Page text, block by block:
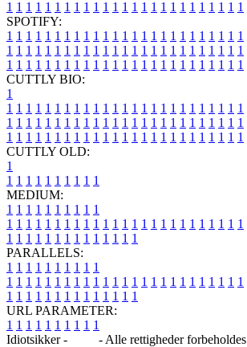
1 1 1 1 1 1 1 1 1 1 1 1 1 1 1 1 1 1 1 1 1 1 1 1 1
SPOTIFY:
1 1 1 1 1 1 1 1 1 1 1 1 1 1 1 1 1 1 1 1 1 1 1 1 1
1 1 1 1 1 1 1 1 1 1 1 1 1 1 1 1 1 1 1 1 1 1 1 1 1
1 1 1 1 1 1 1 1 1 1 1 1 1 1 1 1 1 1 1 1 1 1 1 1 1
CUTTLY BIO:
1
1 1 1 1 1 1 1 1 1 1 1 1 1 1 1 1 1 1 1 1 1 1 1 1 1
1 1 1 1 1 1 1 1 1 1 1 1 1 1 1 1 1 1 1 1 1 1 1 1 1
1 1 1 1 1 1 1 1 1 1 1 1 1 1 1 1 1 1 1 1 1 1 1 1 1
CUTTLY OLD:
1
1 1 1 1 1 1 1 1 1 1
MEDIUM:
1 1 1 1 1 1 1 1 1 1
1 1 1 1 1 1 1 1 1 1 1 1 1 1 1 1 1 1 1 1 1 1 1 1 1
1 1 1 1 1 1 1 1 1 1 1 1 1 1
PARALLELS:
1 1 1 1 1 1 1 1 1 1
1 1 1 1 1 1 1 1 1 1 1 1 1 1 1 1 1 1 1 1 1 1 1 1 1
1 1 1 1 1 1 1 1 1 1 1 1 1 1
URL PARAMETER:
1 1 1 1 1 1 1 1 1 1
Idiotsikker -
- Alle rettigheder forbeholdes